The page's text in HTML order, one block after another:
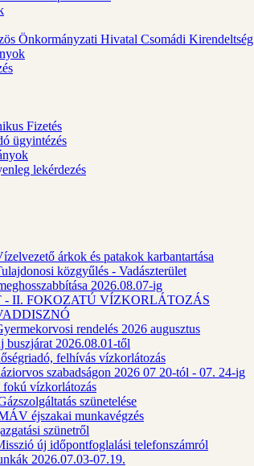
Önkormányzati Hivatal Csomádi Kirendeltség
Fizetés
ügyintézés
lekérdezés
árkok és patakok karbantartása
közgyűlés - Vadászterület
2026.08.07-ig
- II. FOKOZATÚ VÍZKORLÁTOZÁS
rendelés 2026 augusztus
buszjárat 2026.08.01-től
felhívás vízkorlátozás
szabadságon 2026 07 20-tól - 07. 24-ig
fokú vízkorlátozás
szünetelése
éjszakai munkavégzés
szünetről
új időpontfoglalási telefonszámról
2026.07.03-07.19.